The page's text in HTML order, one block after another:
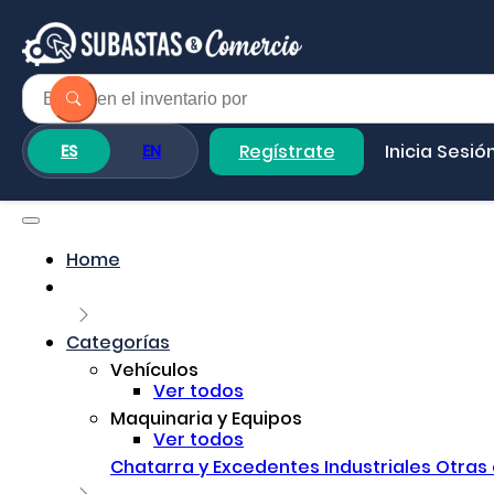
ES EN Regístrate Inicia
Home
Categorías
Vehículos
Ver todos
Maquinaria y Equipos
Ver todos
Chatarra y Excedentes Industriales Otras